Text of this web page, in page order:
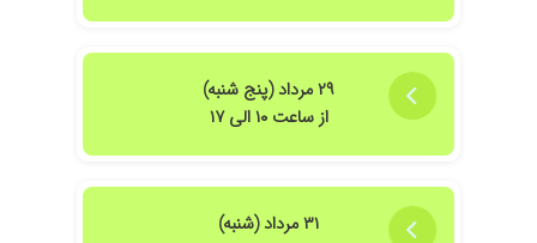
۲۹ مرداد (پنج شنبه)
از ساعت ۱۰ الی ۱۷
۳۱ مرداد (شنبه)